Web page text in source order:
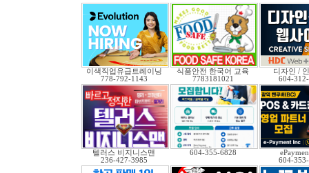
이색직업유급트레이닝
778-792-1143
식품안전 한국어 교육
7783181021
디자인 /
604-
텔러스 비지니스맨
236-427-3985
604-355-6828
604-